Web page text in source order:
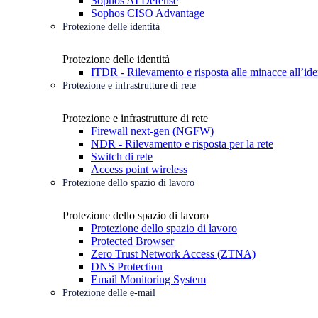
Sophos CISO Advantage
Protezione delle identità
Protezione delle identità
ITDR - Rilevamento e risposta alle minacce
Protezione e infrastrutture di rete
Protezione e infrastrutture di rete
Firewall next-gen (NGFW)
NDR - Rilevamento e risposta per la rete
Switch di rete
Access point wireless
Protezione dello spazio di lavoro
Protezione dello spazio di lavoro
Protezione dello spazio di lavoro
Protected Browser
Zero Trust Network Access (ZTNA)
DNS Protection
Email Monitoring System
Protezione delle e-mail